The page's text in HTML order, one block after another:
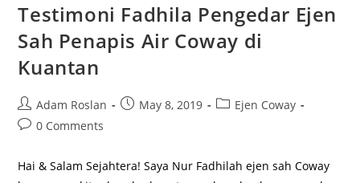
Testimoni Fadhila Pengedar Ejen
Sah Penapis Air Coway di
Kuantan
Post
author:
Adam Roslan
PostMay 8, 2019
PostEjen Coway
Post0 Comments
Hai & Salam Sejahtera! Saya Nur Fadhilah ejen sah Coway